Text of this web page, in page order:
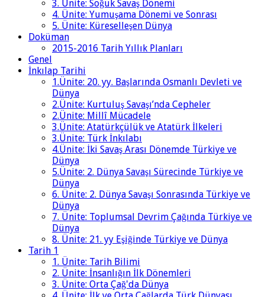
3. Ünite: Soğuk Savaş Dönemi
4. Ünite: Yumuşama Dönemi ve Sonrası
5. Ünite: Küreselleşen Dünya
Doküman
2015-2016 Tarih Yıllık Planları
Genel
İnkılap Tarihi
1.Ünite: 20. yy. Başlarında Osmanlı Devleti ve
Dünya
2.Ünite: Kurtuluş Savaşı’nda Cepheler
2.Ünite: Millî Mücadele
3.Ünite: Atatürkçülük ve Atatürk İlkeleri
3.Ünite: Türk İnkılabı
4.Ünite: İki Savaş Arası Dönemde Türkiye ve
Dünya
5.Ünite: 2. Dünya Savaşı Sürecinde Türkiye ve
Dünya
6. Ünite: 2. Dünya Savaşı Sonrasında Türkiye ve
Dünya
7. Ünite: Toplumsal Devrim Çağında Türkiye ve
Dünya
8. Ünite: 21. yy Eşiğinde Türkiye ve Dünya
Tarih 1
1. Ünite: Tarih Bilimi
2. Ünite: İnsanlığın İlk Dönemleri
3. Ünite: Orta Çağ'da Dünya